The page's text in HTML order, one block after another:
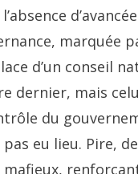
marquée
d’un conseil
dernier, mais
du
eu lieu. Pire,
mafieux,